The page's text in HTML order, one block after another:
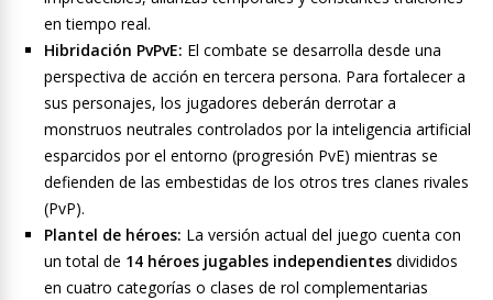
en tiempo real.
Hibridación PvPvE: El combate se desarrolla desde una
perspectiva de acción en tercera persona. Para fortalecer a
sus personajes, los jugadores deberán derrotar a
monstruos neutrales controlados por la inteligencia artificial
esparcidos por el entorno (progresión PvE) mientras se
defienden de las embestidas de los otros tres clanes rivales
(PvP).
Plantel de héroes: La versión actual del juego cuenta con
un total de 14 héroes jugables independientes divididos
en cuatro categorías o clases de rol complementarias